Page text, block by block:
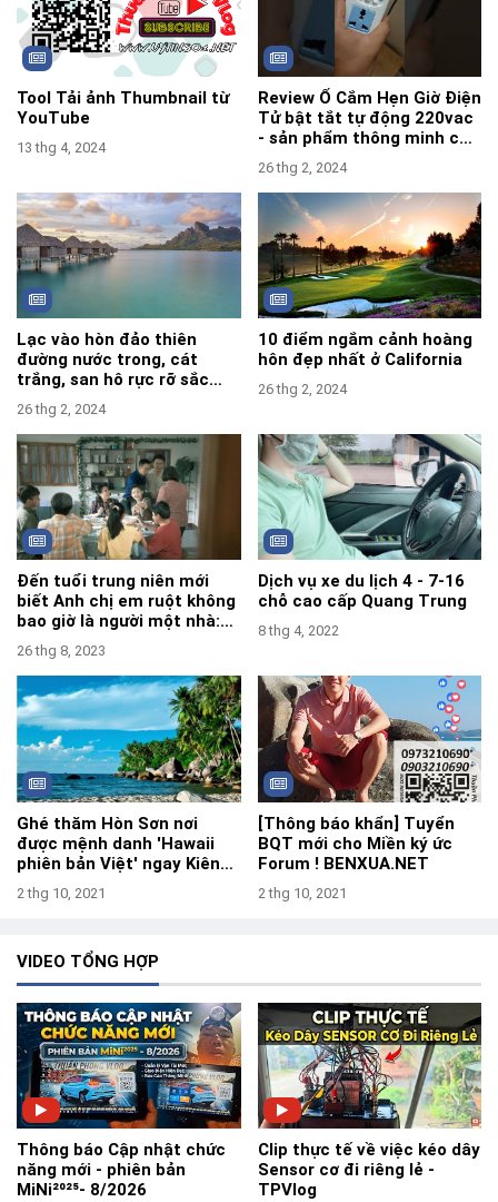
Tool Tải ảnh Thumbnail từ
YouTube
13 thg 4, 2024
Review Ổ Cắm Hẹn Giờ Điện
Tử bật tắt tự động 220vac
- sản phẩm thông minh cần
sắm cho gia đình.
26 thg 2, 2024
Lạc vào hòn đảo thiên
đường nước trong, cát
trắng, san hô rực rỡ sắc
màu
26 thg 2, 2024
10 điểm ngắm cảnh hoàng
hôn đẹp nhất ở California
26 thg 2, 2024
Đến tuổi trung niên mới
biết Anh chị em ruột không
bao giờ là người một nhà:
Đau mà thật
26 thg 8, 2023
Dịch vụ xe du lịch 4 - 7-16
chỗ cao cấp Quang Trung
8 thg 4, 2022
Ghé thăm Hòn Sơn nơi
được mệnh danh 'Hawaii
phiên bản Việt' ngay Kiên
Giang
2 thg 10, 2021
[Thông báo khẩn] Tuyển
BQT mới cho Miền ký ức
Forum ! BENXUA.NET
2 thg 10, 2021
VIDEO TỔNG HỢP
Thông báo Cập nhật chức
năng mới - phiên bản
MiNi²⁰²⁵- 8/2026
Clip thực tế về việc kéo dây
Sensor cơ đi riêng lẻ -
TPVlog